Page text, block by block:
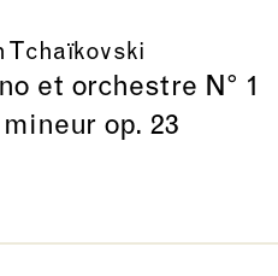
Tchaïkovski
et orchestre N° 1
op. 23